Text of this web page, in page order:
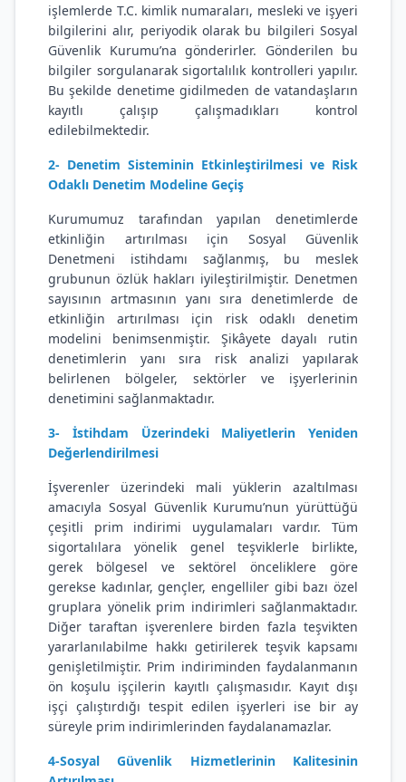
işlemlerde T.C. kimlik numaraları, mesleki ve işyeri
bilgilerini alır, periyodik olarak bu bilgileri Sosyal
Güvenlik Kurumu’na gönderirler. Gönderilen bu
bilgiler sorgulanarak sigortalılık kontrolleri yapılır.
Bu şekilde denetime gidilmeden de vatandaşların
kayıtlı çalışıp çalışmadıkları kontrol
edilebilmektedir.
2- Denetim Sisteminin Etkinleştirilmesi ve Risk
Odaklı Denetim Modeline Geçiş
Kurumumuz tarafından yapılan denetimlerde
etkinliğin artırılması için Sosyal Güvenlik
Denetmeni istihdamı sağlanmış, bu meslek
grubunun özlük hakları iyileştirilmiştir. Denetmen
sayısının artmasının yanı sıra denetimlerde de
etkinliğin artırılması için risk odaklı denetim
modelini benimsenmiştir. Şikâyete dayalı rutin
denetimlerin yanı sıra risk analizi yapılarak
belirlenen bölgeler, sektörler ve işyerlerinin
denetimini sağlanmaktadır.
3- İstihdam Üzerindeki Maliyetlerin Yeniden
Değerlendirilmesi
İşverenler üzerindeki mali yüklerin azaltılması
amacıyla Sosyal Güvenlik Kurumu’nun yürüttüğü
çeşitli prim indirimi uygulamaları vardır. Tüm
sigortalılara yönelik genel teşviklerle birlikte,
gerek bölgesel ve sektörel önceliklere göre
gerekse kadınlar, gençler, engelliler gibi bazı özel
gruplara yönelik prim indirimleri sağlanmaktadır.
Diğer taraftan işverenlere birden fazla teşvikten
yararlanılabilme hakkı getirilerek teşvik kapsamı
genişletilmiştir. Prim indiriminden faydalanmanın
ön koşulu işçilerin kayıtlı çalışmasıdır. Kayıt dışı
işçi çalıştırdığı tespit edilen işyerleri ise bir ay
süreyle prim indirimlerinden faydalanamazlar.
4-Sosyal Güvenlik Hizmetlerinin Kalitesinin